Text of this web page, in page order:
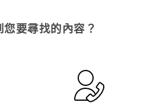
您要尋找的內容？